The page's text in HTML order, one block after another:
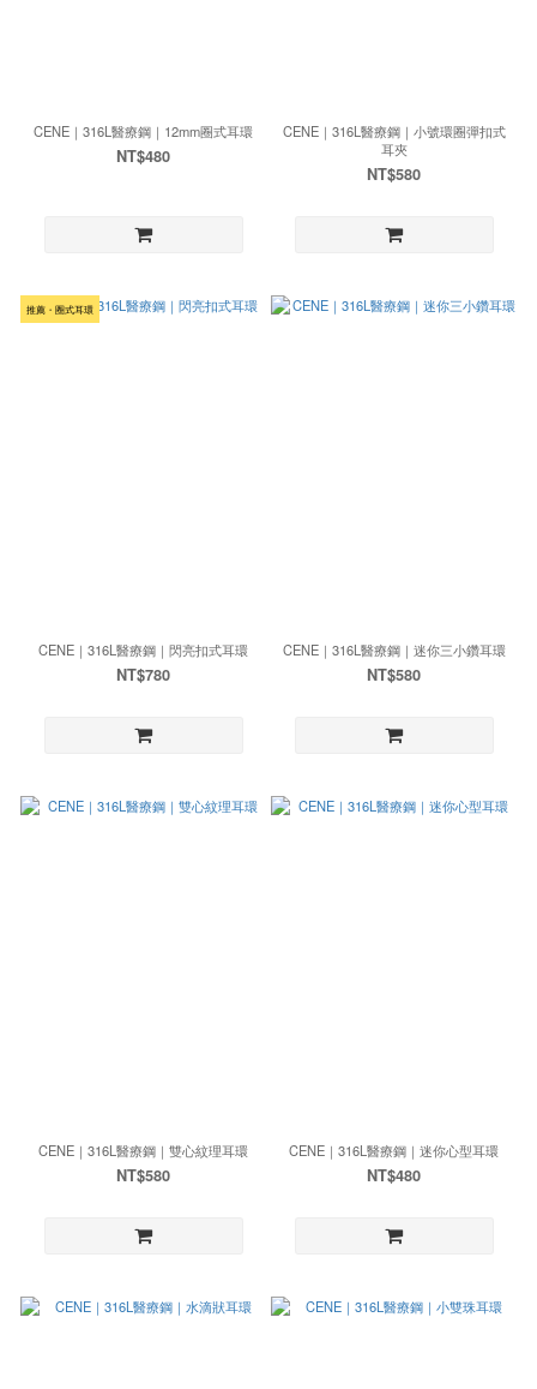
CENE｜316L醫療鋼｜12mm圈式耳環
NT$480
CENE｜316L醫療鋼｜小號環圈彈扣式
耳夾
NT$580
推薦・圈式耳環
CENE｜316L醫療鋼｜閃亮扣式耳環
NT$780
CENE｜316L醫療鋼｜迷你三小鑽耳環
NT$580
CENE｜316L醫療鋼｜雙心紋理耳環
NT$580
CENE｜316L醫療鋼｜迷你心型耳環
NT$480